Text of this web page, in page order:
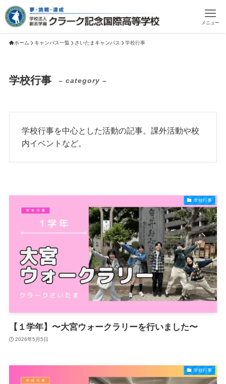
メニュー
ホーム キャンパス一覧 さいたまキャンパス 学校行事
学校行事 – category –
学校行事を中心とした活動の記事。課外活動や校
内イベントなど。
学校行事
【１学年】〜大宮ウォークラリーを行いました〜
2026年5月5日
学校行事